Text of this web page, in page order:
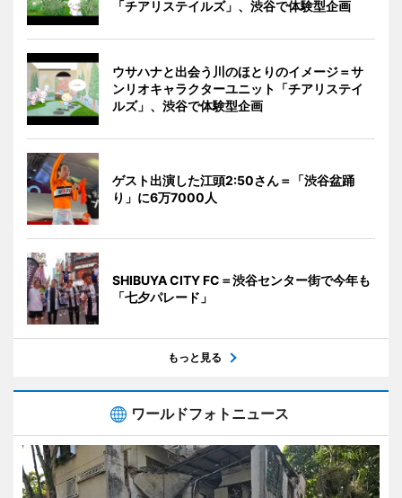
「チアリステイルズ」、渋谷で体験型企画
ウサハナと出会う川のほとりのイメージ＝サ
ンリオキャラクターユニット「チアリステイ
ルズ」、渋谷で体験型企画
ゲスト出演した江頭2:50さん＝「渋谷盆踊
り」に6万7000人
SHIBUYA CITY FC＝渋谷センター街で今年も
「七夕パレード」
もっと見る
ワールドフォトニュース